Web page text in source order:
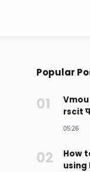
Popular
Vmou
rscit
परिणाम
How
using